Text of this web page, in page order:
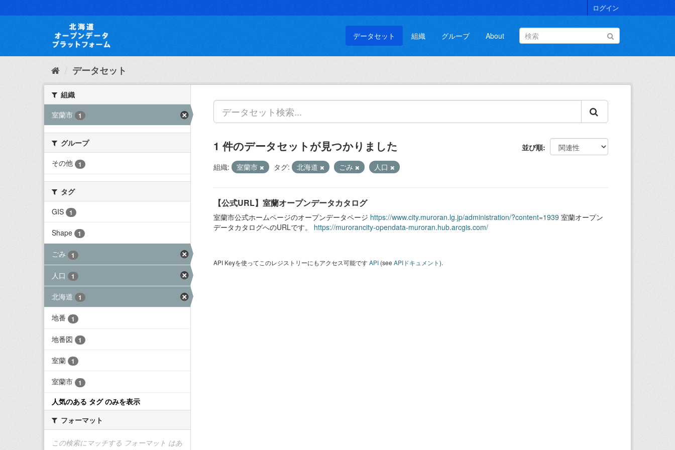
キ
て
ログイン
データセット 組織 グループ About
データセット
組織
室蘭市
1
グループ
その他
1
タグ
GIS
1
Shape 1
ごみ 1
人口 1
北海道 1
地番 1
地番図 1
室蘭 1
室蘭市 1
人気のある タグ のみを表示
フォーマット
この検索にマッチする フォーマット はあ
並び順
1 件のデータセットが見つかりました
組織: 室蘭市 タグ: 北海道 ごみ 人口
【公式URL】室蘭オープンデータカタログ
室蘭市公式ホームページのオープンデータページ https://www.city.muroran.lg.jp/administration/?content=1939 室蘭オープン
データカタログへのURLです。 https://murorancity-opendata-muroran.hub.arcgis.com/
API Keyを使ってこのレジストリーにもアクセス可能ですAPI (see APIドキュメント).